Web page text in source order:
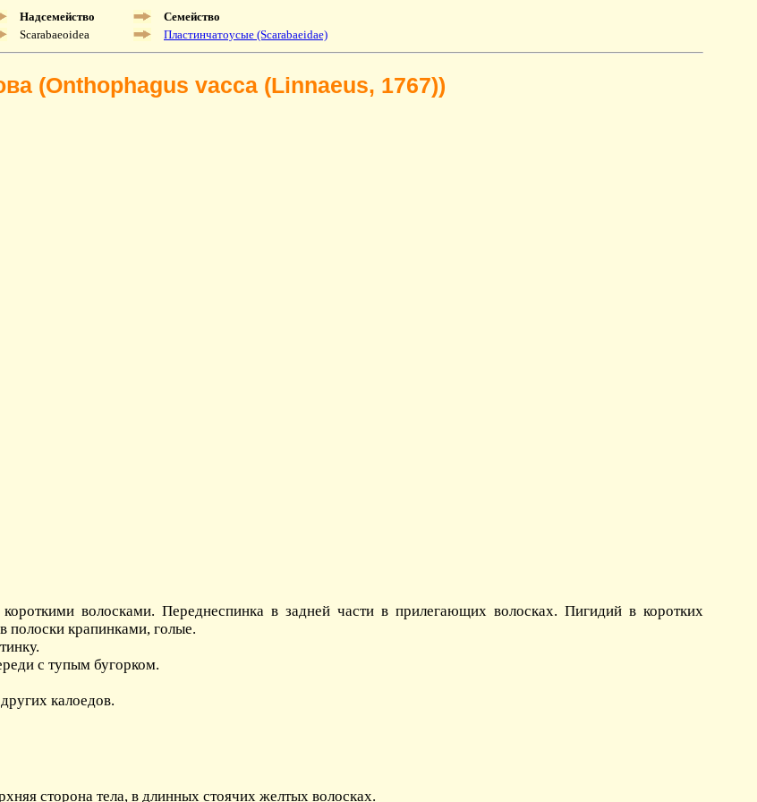
Надсемейство
Семейство
Scarabaeoidea Пластинчатоусые (Scarabaeidae)
(Onthophagus vacca (Linnaeus, 1767))
волосками. Переднеспинка в задней части в прилегающих волосках. Пигидий в коротких
полоски крапинками, голые.
с тупым бугорком.
калоедов.
сторона тела, в длинных стоячих желтых волосках.